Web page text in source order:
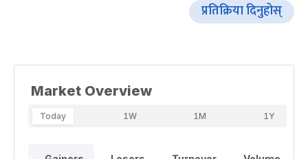
प्रतिक्रिया दिनुहोस्